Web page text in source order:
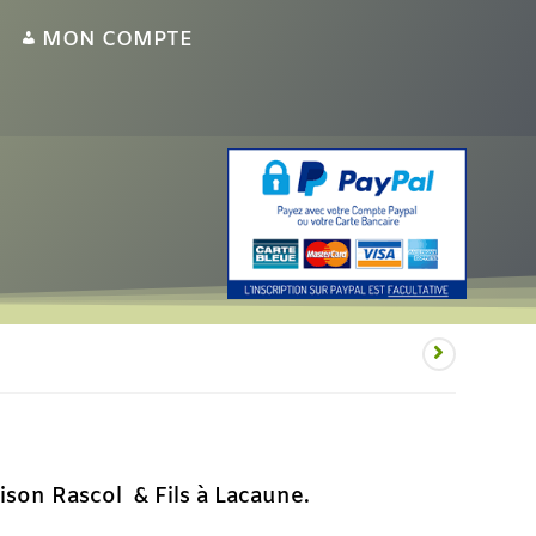
MON COMPTE
Rascol & Fils à Lacaune.